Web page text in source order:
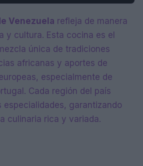
Venezuela refleja de manera
y cultura. Esta cocina es el
única de tradiciones
africanas y aportes de
especialmente de
Cada región del país
especialidades, garantizando
culinaria rica y variada.